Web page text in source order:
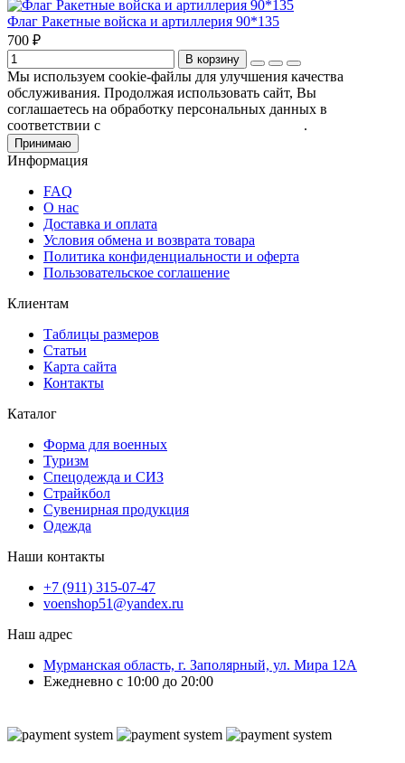
Флаг Ракетные войска и артиллерия 90*135
700 ₽
В корзину
Мы используем cookie-файлы для улучшения качества
обслуживания. Продолжая использовать сайт, Вы
соглашаетесь на обработку персональных данных в
соответствии с
.
Принимаю
Информация
FAQ
О нас
Доставка и оплата
Условия обмена и возврата товара
Политика конфиденциальности и оферта
Пользовательское соглашение
Клиентам
Таблицы размеров
Статьи
Карта сайта
Контакты
Каталог
Форма для военных
Туризм
Спецодежда и СИЗ
Страйкбол
Сувенирная продукция
Одежда
Наши контакты
+7 (911) 315-07-47
voenshop51@yandex.ru
Наш адрес
Мурманская область, г. Заполярный, ул. Мира 12А
Ежедневно с 10:00 до 20:00